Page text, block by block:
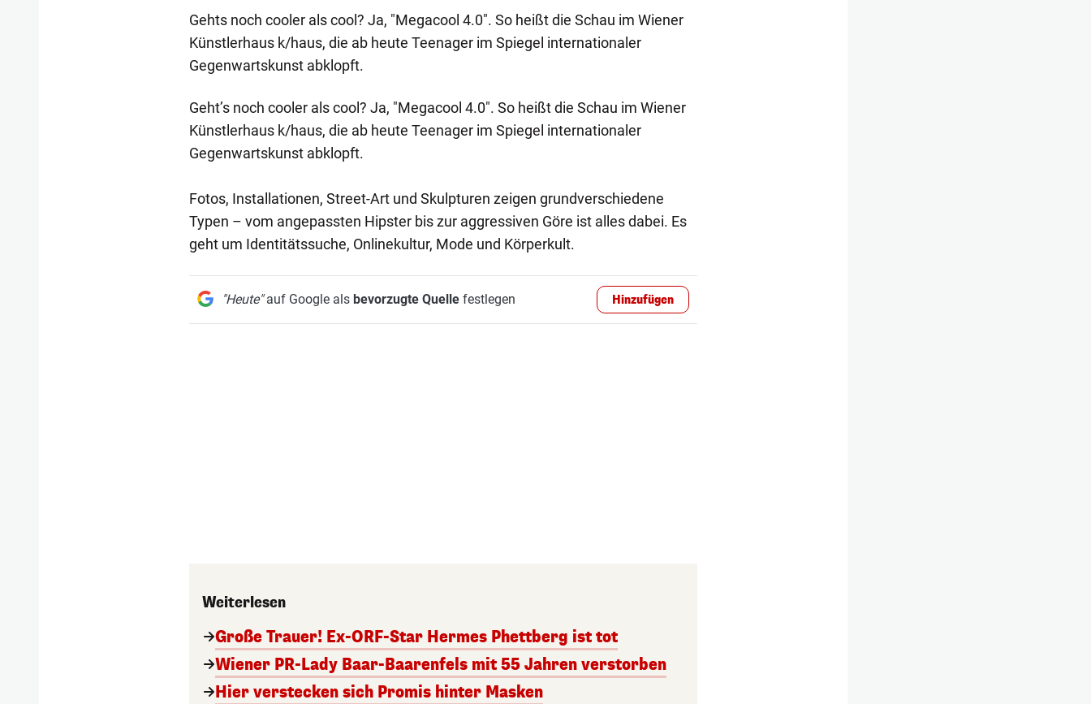
Gehts noch cooler als cool? Ja, "Megacool 4.0". So heißt die Schau im Wiener
Künstlerhaus k/haus, die ab heute Teenager im Spiegel internationaler
Gegenwartskunst abklopft.
Geht’s noch cooler als cool? Ja, "Megacool 4.0". So heißt die Schau im Wiener
Künstlerhaus k/haus, die ab heute Teenager im Spiegel internationaler
Gegenwartskunst abklopft.
Fotos, Installationen, Street-Art und Skulpturen zeigen grundverschiedene
Typen – vom angepassten Hipster bis zur aggressiven Göre ist alles dabei. Es
geht um Identitätssuche, Onlinekultur, Mode und Körperkult.
"Heute"auf Google als bevorzugte Quellefestlegen Hinzufügen
Weiterlesen
Große Trauer! Ex-ORF-Star Hermes Phettberg ist tot
Wiener PR-Lady Baar-Baarenfels mit 55 Jahren verstorben
Hier verstecken sich Promis hinter Masken